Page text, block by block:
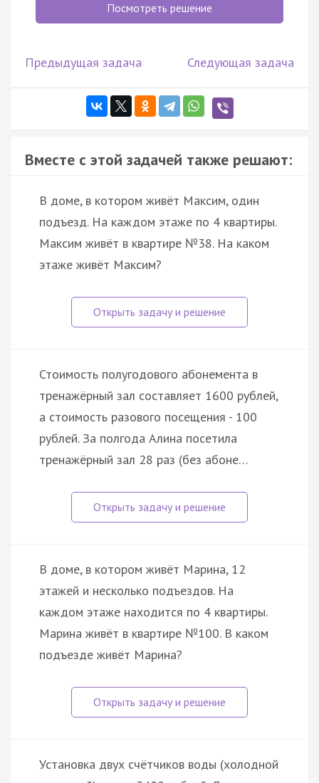
Посмотреть решение
Предыдущая задача Следующая задача
Вместе с этой задачей также решают:
В доме, в котором живёт Максим, один
подъезд. На каждом этаже по 4 квартиры.
Максим живёт в квартире №38. На каком
этаже живёт Максим?
Стоимость полугодового абонемента в
тренажёрный зал составляет 1600 рублей,
а стоимость разового посещения - 100
рублей. За полгода Алина посетила
тренажёрный зал 28 раз (без абоне…
В доме, в котором живёт Марина, 12
этажей и несколько подъездов. На
каждом этаже находится по 4 квартиры.
Марина живёт в квартире №100. В каком
подъезде живёт Марина?
Установка двух счётчиков воды (холодной